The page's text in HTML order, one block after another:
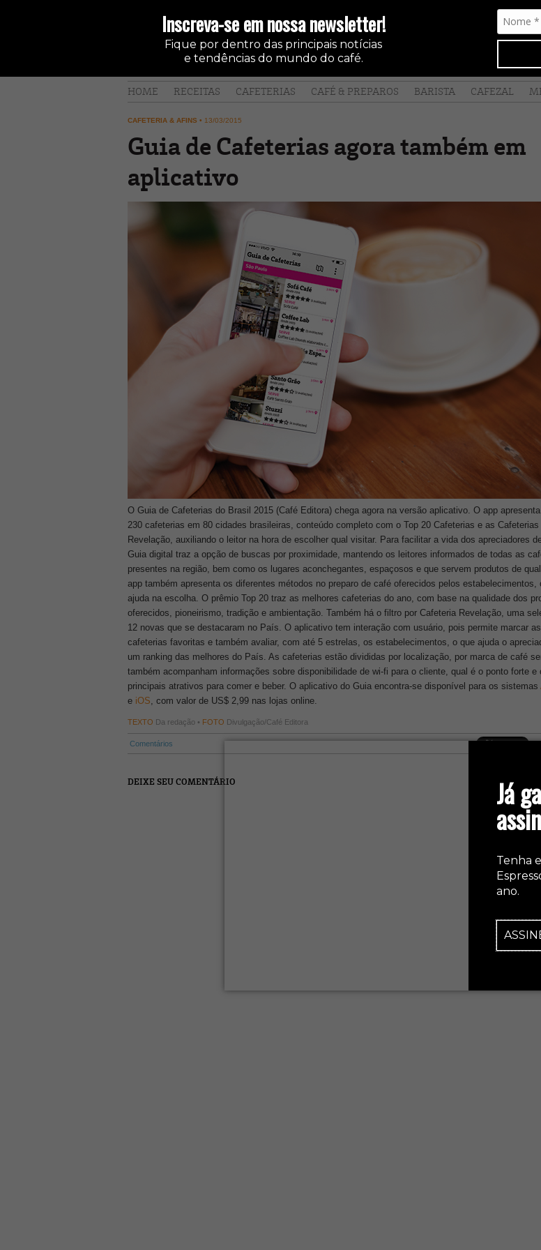
Já
Tenha
ano.
Inscreva-se em nossa newsletter!
Fique por dentro das principais notícias
e tendências do mundo do café.
HOME RECEITAS CAFETERIAS CAFÉ & PREPAROS BARISTA CAFEZAL
CAFETERIA & AFINS • 13/03/2015
Guia de Cafeterias agora também em
aplicativo
O Guia de Cafeterias do Brasil 2015 (Café Editora) chega agora na versão aplicativo. O app
230 cafeterias em 80 cidades brasileiras, conteúdo completo com o Top 20 Cafeterias e as Cafeterias
Revelação, auxiliando o leitor na hora de escolher qual visitar. Para facilitar a vida dos apreciadores
Guia digital traz a opção de buscas por proximidade, mantendo os leitores informados de todas as
presentes na região, bem como os lugares aconchegantes, espaçosos e que servem produtos de
app também apresenta os diferentes métodos no preparo de café oferecidos pelos estabelecimentos,
ajuda na escolha. O prêmio Top 20 traz as melhores cafeterias do ano, com base na qualidade dos
oferecidos, pioneirismo, tradição e ambientação. Também há o filtro por Cafeteria Revelação, uma
12 novas que se destacaram no País. O aplicativo tem interação com usuário, pois permite marcar as
cafeterias favoritas e também avaliar, com até 5 estrelas, os estabelecimentos, o que ajuda o
um ranking das melhores do País. As cafeterias estão divididas por localização, por marca de café
também acompanham informações sobre disponibilidade de wi-fi para o cliente, qual é o ponto forte e
principais atrativos para comer e beber. O aplicativo do Guia encontra-se disponível para os sistemas
e iOS, com valor de US$ 2,99 nas lojas online.
TEXTO Da redação • FOTO Divulgação/Café Editora
Comentários
DEIXE SEU COMENTÁRIO